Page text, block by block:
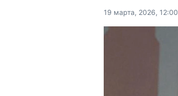
19 марта, 2026, 12:00